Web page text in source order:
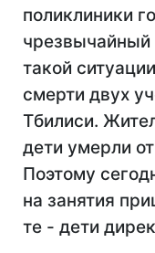
поликлиники
такой
смерти двух
Тбилиси.
дети умерли
Поэтому
на занятия
те - дети